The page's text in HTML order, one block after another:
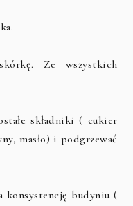
Ze wszystkich
składniki ( cukier
masło) i podgrzewać
konsystencję budyniu (